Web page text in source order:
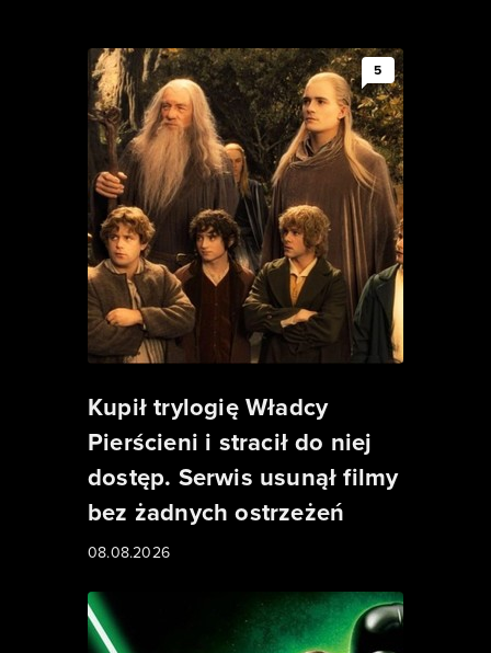
5
Kupił trylogię Władcy
Pierścieni i stracił do niej
dostęp. Serwis usunął filmy
bez żadnych ostrzeżeń
08.08.2026